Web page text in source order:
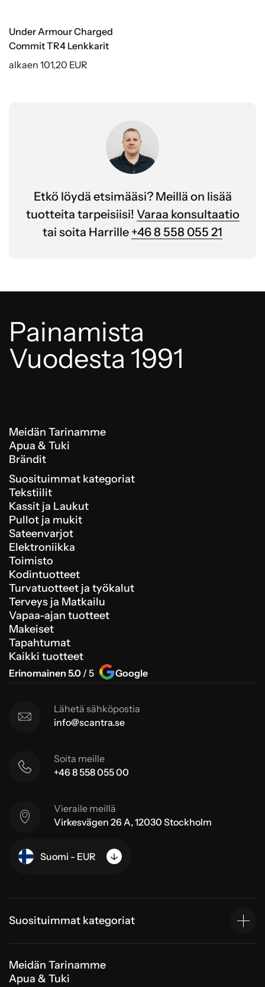
Under Armour Charged
Commit TR4 Lenkkarit
alkaen 101,20 EUR
Etkö löydä etsimääsi? Meillä on lisää
tuotteita tarpeisiisi! Varaa konsultaatio
tai soita Harrille +46 8 558 055 21
Painamista
Vuodesta 1991
Meidän Tarinamme
Apua & Tuki
Brändit
Suosituimmat kategoriat
Tekstiilit
Kassit ja Laukut
Pullot ja mukit
Sateenvarjot
Elektroniikka
Toimisto
Kodintuotteet
Turvatuotteet ja työkalut
Terveys ja Matkailu
Vapaa-ajan tuotteet
Makeiset
Tapahtumat
Kaikki tuotteet
Erinomainen 5.0 / 5 Google
Lähetä sähköpostia
info@scantra.se
Soita meille
+46 8 558 055 00
Vieraile meillä
Virkesvägen 26 A, 12030 Stockholm
Suomi - EUR
Suosituimmat kategoriat
Meidän Tarinamme
Apua & Tuki